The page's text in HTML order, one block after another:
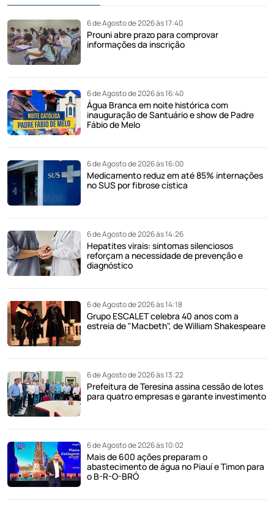
6 de Agosto de 2026 às 17:40
Prouni abre prazo para comprovar
informações da inscrição
6 de Agosto de 2026 às 16:40
Água Branca em noite histórica com
inauguração de Santuário e show de Padre
Fábio de Melo
6 de Agosto de 2026 às 16:00
Medicamento reduz em até 85% internações
no SUS por fibrose cística
6 de Agosto de 2026 às 14:26
Hepatites virais: sintomas silenciosos
reforçam a necessidade de prevenção e
diagnóstico
6 de Agosto de 2026 às 14:18
Grupo ESCALET celebra 40 anos com a
estreia de "Macbeth", de William Shakespeare
6 de Agosto de 2026 às 13:22
Prefeitura de Teresina assina cessão de lotes
para quatro empresas e garante investimento
6 de Agosto de 2026 às 10:02
Mais de 600 ações preparam o
abastecimento de água no Piauí e Timon para
o B-R-O-BRÓ